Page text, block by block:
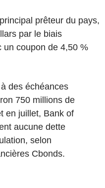
prêteur du pays,
par le biais
un coupon de 4,50 %
des échéances
750 millions de
en juillet, Bank of
aucune dette
selon
Cbonds.